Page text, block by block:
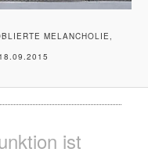
MELANCHOLIE,
ist